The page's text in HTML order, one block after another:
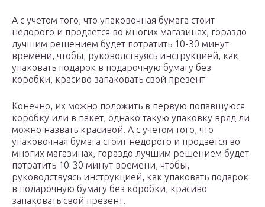
А с учетом того, что упаковочная бумага стоит
недорого и продается во многих магазинах, гораздо
лучшим решением будет потратить 10-30 минут
времени, чтобы, руководствуясь инструкцией, как
упаковать подарок в подарочную бумагу без
коробки, красиво запаковать свой презент
Конечно, их можно положить в первую попавшуюся
коробку или в пакет, однако такую упаковку вряд ли
можно назвать красивой. А с учетом того, что
упаковочная бумага стоит недорого и продается во
многих магазинах, гораздо лучшим решением будет
потратить 10-30 минут времени, чтобы,
руководствуясь инструкцией, как упаковать подарок
в подарочную бумагу без коробки, красиво
запаковать свой презент.